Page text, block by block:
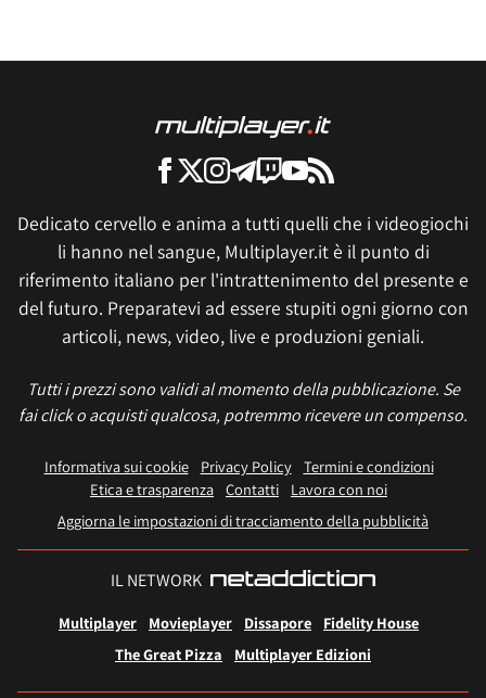
Dedicato cervello e anima a tutti quelli che i videogiochi
li hanno nel sangue, Multiplayer.it è il punto di
riferimento italiano per l'intrattenimento del presente e
del futuro. Preparatevi ad essere stupiti ogni giorno con
articoli, news, video, live e produzioni geniali.
Tutti i prezzi sono validi al momento della pubblicazione. Se
fai click o acquisti qualcosa, potremmo ricevere un compenso.
Informativa sui cookie Privacy Policy
Termini e condizioni
Etica e trasparenza Contatti
Lavora con noi
Aggiorna le impostazioni di tracciamento della pubblicità
IL NETWORK
Multiplayer Movieplayer Dissapore
Fidelity House
The Great Pizza
Multiplayer Edizioni